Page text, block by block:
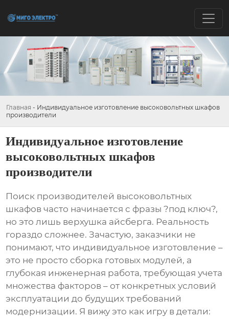
Главная - Индивидуальное изготовление высоковольтных шкафов
производители
Индивидуальное изготовление
высоковольтных шкафов
производители
Поиск производителей высоковольтных
шкафов часто начинается с фразы ?под ключ?,
но это лишь верхушка айсберга. Реальность
гораздо сложнее. Зачастую, заказчики не
понимают, что индивидуальное изготовление –
это не просто сборка готовых модулей, а
глубокая инженерная работа, требующая учета
множества факторов – от конкретных условий
эксплуатации до будущих требований
модернизации. Я вижу это как игру в детали: